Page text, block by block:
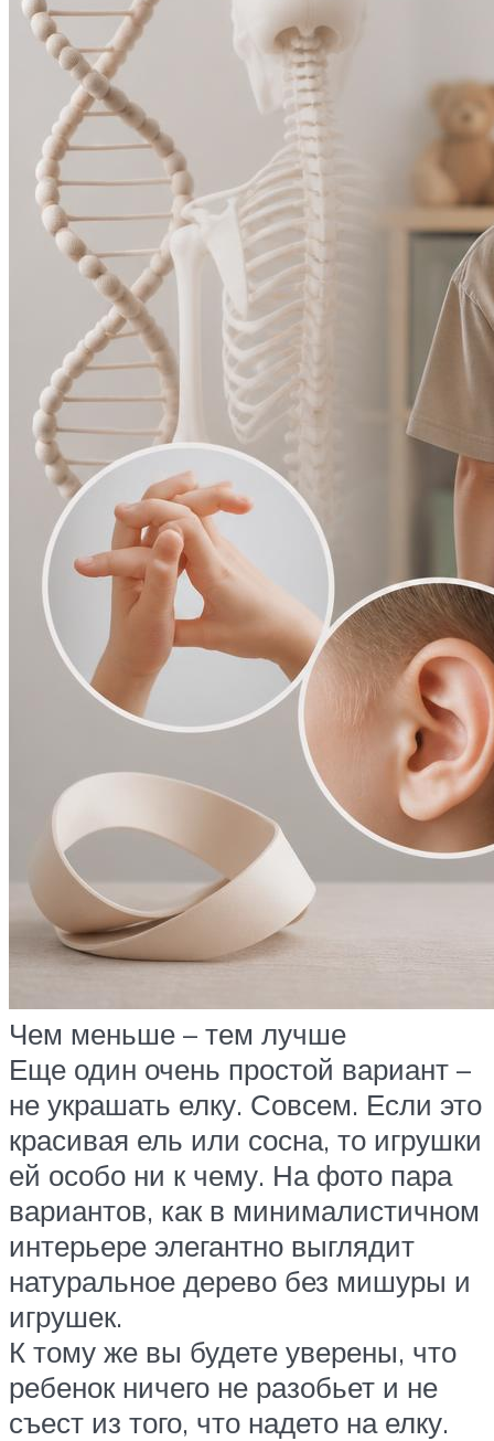
Чем меньше – тем лучше
Еще один очень простой вариант –
не украшать елку. Совсем. Если это
красивая ель или сосна, то игрушки
ей особо ни к чему. На фото пара
вариантов, как в минималистичном
интерьере элегантно выглядит
натуральное дерево без мишуры и
игрушек.
К тому же вы будете уверены, что
ребенок ничего не разобьет и не
съест из того, что надето на елку.